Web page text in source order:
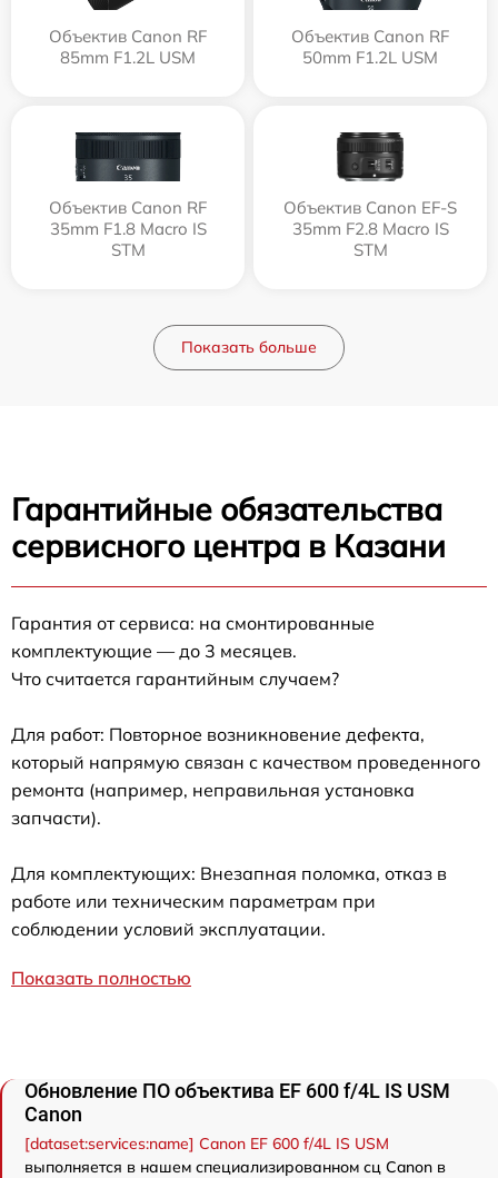
Объектив Canon RF
85mm F1.2L USM
Объектив Canon RF
50mm F1.2L USM
Объектив Canon RF
35mm F1.8 Macro IS
STM
Объектив Canon EF-S
35mm F2.8 Macro IS
STM
Показать больше
Гарантийные обязательства
сервисного центра в Казани
Гарантия от сервиса: на смонтированные
комплектующие — до 3 месяцев.
Что считается гарантийным случаем?
Для работ: Повторное возникновение дефекта,
который напрямую связан с качеством проведенного
ремонта (например, неправильная установка
запчасти).
Для комплектующих: Внезапная поломка, отказ в
работе или техническим параметрам при
соблюдении условий эксплуатации.
Показать полностью
Обновление ПО объектива EF 600 f/4L IS USM
Canon
[dataset:services:name] Canon EF 600 f/4L IS USM
выполняется в нашем специализированном сц Canon в